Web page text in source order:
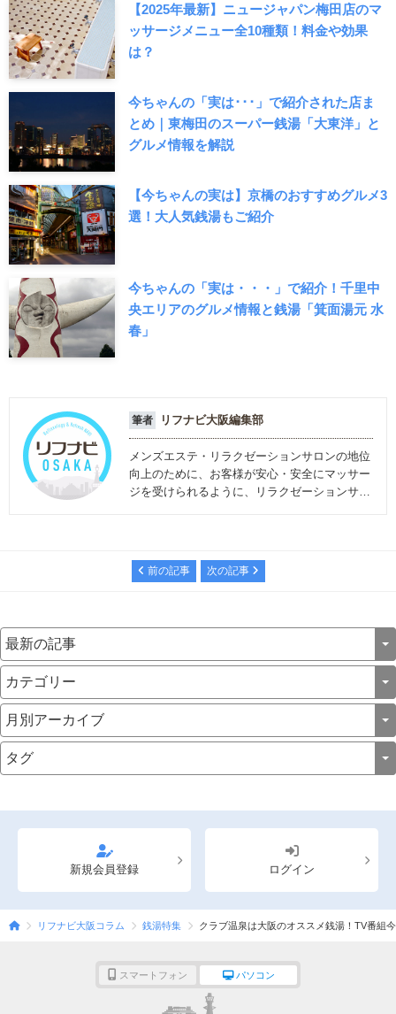
【2025年最新】ニュージャパン梅田店のマ
ッサージメニュー全10種類！料金や効果
は？
今ちゃんの「実は･･･」で紹介された店ま
とめ｜東梅田のスーパー銭湯「大東洋」と
グルメ情報を解説
【今ちゃんの実は】京橋のおすすめグルメ3
選！大人気銭湯もご紹介
今ちゃんの「実は・・・」で紹介！千里中
央エリアのグルメ情報と銭湯「箕面湯元 水
春」
筆者 リフナビ大阪編集部
メンズエステ・リラクゼーションサロンの地位
向上のために、お客様が安心・安全にマッサー
ジを受けられるように、リラクゼーションサロ
前の記事 次の記事
新規会員登録 ログイン
リフナビ大阪コラム 銭湯特集 クラブ温泉は大阪のオススメ銭湯！TV番組
スマートフォン パソコン